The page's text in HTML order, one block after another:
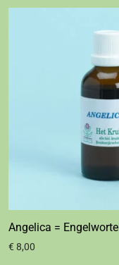
Angelica = Engelwortel
€ 8,00